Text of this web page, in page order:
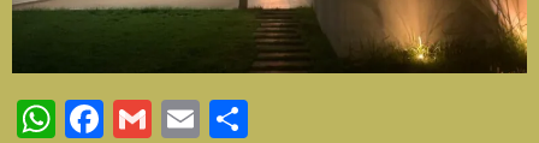
WhatsApp
Facebook
Gmail
Email